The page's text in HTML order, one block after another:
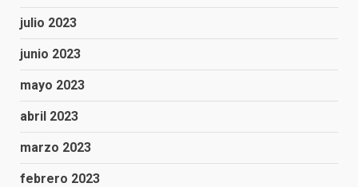
julio 2023
junio 2023
mayo 2023
abril 2023
marzo 2023
febrero 2023